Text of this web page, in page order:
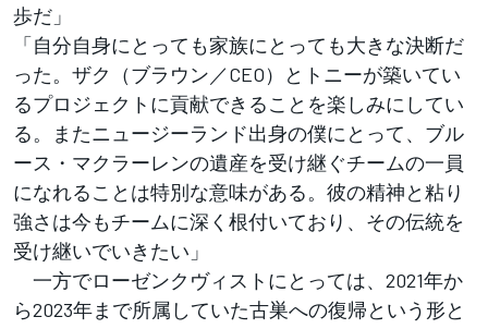
歩だ」
「自分自身にとっても家族にとっても大きな決断だ
った。ザク（ブラウン／CEO）とトニーが築いてい
るプロジェクトに貢献できることを楽しみにしてい
る。またニュージーランド出身の僕にとって、ブル
ース・マクラーレンの遺産を受け継ぐチームの一員
になれることは特別な意味がある。彼の精神と粘り
強さは今もチームに深く根付いており、その伝統を
受け継いでいきたい」
一方でローゼンクヴィストにとっては、2021年か
ら2023年まで所属していた古巣への復帰という形と